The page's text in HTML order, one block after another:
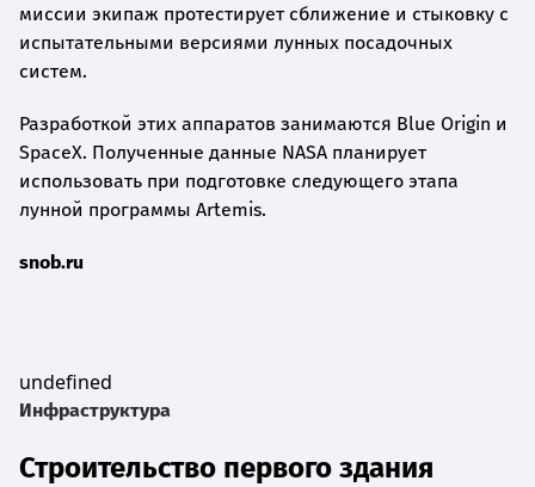
миссии экипаж протестирует сближение и стыковку с
испытательными версиями лунных посадочных
систем.
Разработкой этих аппаратов занимаются Blue Origin и
SpaceX. Полученные данные NASA планирует
использовать при подготовке следующего этапа
лунной программы Artemis.
snob.ru
undefined
Инфраструктура
Строительство первого здания